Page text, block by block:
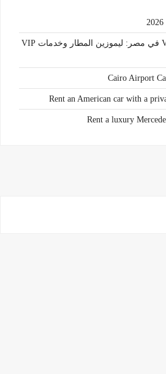
ايجار مرسيدس V_Class في مصر: ليموزين المطار وخدمات VIP
Cairo Airport
Rent an American car with a
Rent a luxury